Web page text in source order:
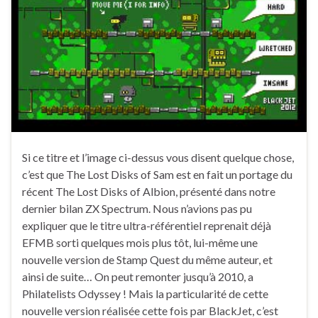
Si ce titre et l’image ci-dessus vous disent quelque chose,
c’est que The Lost Disks of Sam est en fait un portage du
récent The Lost Disks of Albion, présenté dans notre
dernier bilan ZX Spectrum. Nous n’avions pas pu
expliquer que le titre ultra-référentiel reprenait déjà
EFMB sorti quelques mois plus tôt, lui-même une
nouvelle version de Stamp Quest du même auteur, et
ainsi de suite… On peut remonter jusqu’à 2010, a
Philatelists Odyssey ! Mais la particularité de cette
nouvelle version réalisée cette fois par BlackJet, c’est